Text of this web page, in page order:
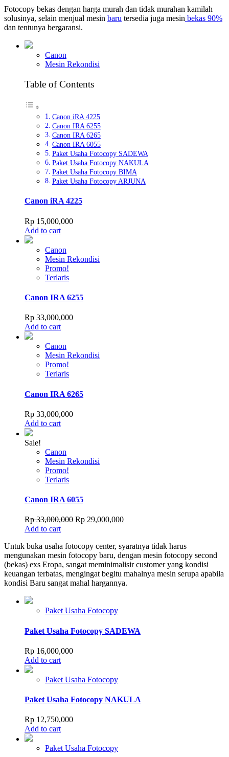
Fotocopy bekas dengan harga murah dan tidak murahan kamilah
solusinya, selain menjual mesin baru tersedia juga mesin bekas 90%
dan tentunya bergaransi.
Canon
Mesin Rekondisi
Table of Contents
Canon iRA 4225
Canon IRA 6255
Canon IRA 6265
Canon IRA 6055
Paket Usaha Fotocopy SADEWA
Paket Usaha Fotocopy NAKULA
Paket Usaha Fotocopy BIMA
Paket Usaha Fotocopy ARJUNA
Canon iRA 4225
Rp 15,000,000
Add to cart
Canon
Mesin Rekondisi
Promo!
Terlaris
Canon IRA 6255
Rp 33,000,000
Add to cart
Canon
Mesin Rekondisi
Promo!
Terlaris
Canon IRA 6265
Rp 33,000,000
Add to cart
Sale!
Canon
Mesin Rekondisi
Promo!
Terlaris
Canon IRA 6055
Rp33,000,000 Original
Rp 33,000,000.
Rp 29,000,000Current
Rp 29,000,000.
Add to cart
Untuk buka usaha fotocopy center, syaratnya tidak harus
mengunakan mesin fotocopy baru, dengan mesin fotocopy second
(bekas) exs Eropa, sangat meminimalisir customer yang kondisi
keuangan terbatas, mengingat begitu mahalnya mesin serupa apabila
kondisi Baru sangat mahal hargannya.
Paket Usaha Fotocopy
Paket Usaha Fotocopy SADEWA
Rp 16,000,000
Add to cart
Paket Usaha Fotocopy
Paket Usaha Fotocopy NAKULA
Rp 12,750,000
Add to cart
Paket Usaha Fotocopy